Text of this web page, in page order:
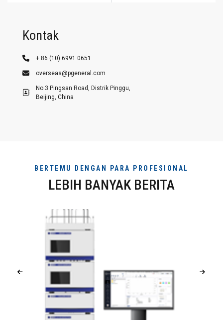
Kontak
+ 86 (10) 6991 0651
overseas@pgeneral.com
No.3 Pingsan Road, Distrik Pinggu,
Beijing, China
BERTEMU DENGAN PARA PROFESIONAL
LEBIH BANYAK BERITA